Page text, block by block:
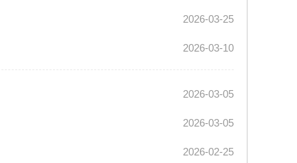
2026-03-25
2026-03-10
2026-03-05
2026-03-05
2026-02-25